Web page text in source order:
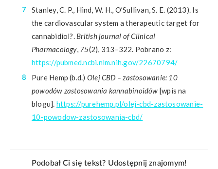
Stanley, C. P., Hind, W. H., O’Sullivan, S. E. (2013). Is
the cardiovascular system a therapeutic target for
cannabidiol?. British journal of Clinical
Pharmacology, 75(2), 313–322. Pobrano z:
https://pubmed.ncbi.nlm.nih.gov/22670794/
Pure Hemp (b.d.) Olej CBD – zastosowanie: 10
powodów zastosowania kannabinoidów [wpis na
blogu]. https://purehemp.pl/olej-cbd-zastosowanie-
10-powodow-zastosowania-cbd/
Podobał Ci się tekst? Udostępnij znajomym!